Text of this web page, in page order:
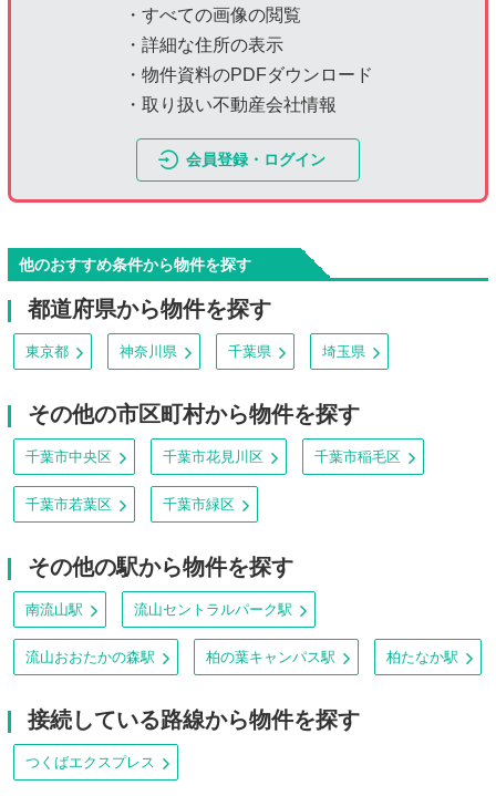
・すべての画像の閲覧
・詳細な住所の表示
・物件資料のPDFダウンロード
・取り扱い不動産会社情報
会員登録・ログイン
他のおすすめ条件から物件を探す
都道府県から物件を探す
東京都 神奈川県 千葉県 埼玉県
その他の市区町村から物件を探す
千葉市中央区 千葉市花見川区 千葉市稲毛区
千葉市若葉区 千葉市緑区
その他の駅から物件を探す
南流山駅 流山セントラルパーク駅
流山おおたかの森駅 柏の葉キャンパス駅 柏たなか駅
接続している路線から物件を探す
つくばエクスプレス